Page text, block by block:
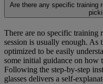
Are there any specific training
There are no specific training
session is usually enough. As
optimized to be easily
some initial guidance on how
Following the step-by-step
glasses delivers a self-